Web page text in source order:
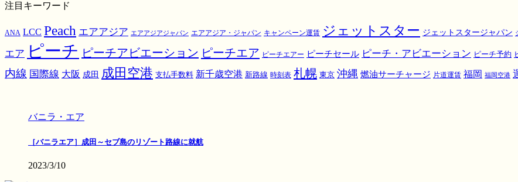
注目キーワード
ANA LCC Peach エアアジア エアアジアジャパン エアアジア・ジャパン キャンペーン運賃 ジェットスター ジェットスタージャパン
エア ピーチ ピーチアビエーション ピーチエア ピーチエアー ピーチセール ピーチ・アビエーション ピーチ予約
内線 国際線 大阪 成田 成田空港 支払手数料 新千歳空港 新路線 時刻表 札幌 東京 沖縄 燃油サーチャージ 片道運賃 福岡 福岡空港
バニラ・エア
［バニラエア］成田～セブ島のリゾート路線に就航
2023/3/10